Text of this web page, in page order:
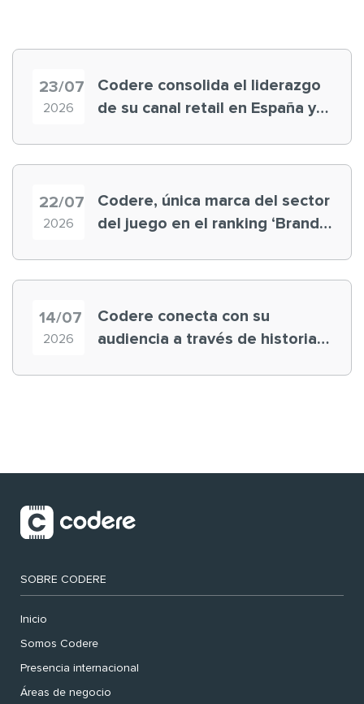
23/07
2026
Codere consolida el liderazgo
de su canal retail en España y
22/07
2026
Codere, única marca del sector
del juego en el ranking ‘Brand
14/07
2026
Codere conecta con su
audiencia a través de historias
SOBRE CODERE
Inicio
Somos Codere
Presencia internacional
Áreas de negocio